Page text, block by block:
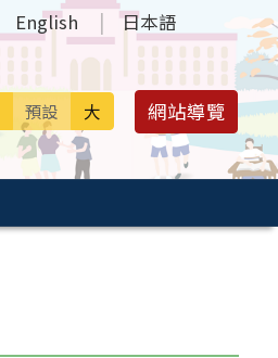
English 日本語
預設 大 網站導覽